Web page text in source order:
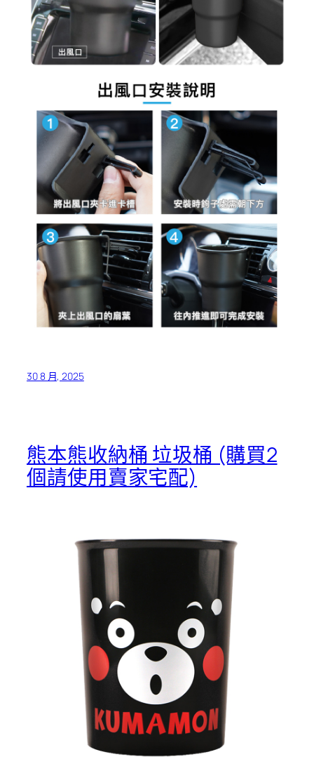
30 8 月, 2025
熊本熊收納桶 垃圾桶 (購買2
個請使用賣家宅配)